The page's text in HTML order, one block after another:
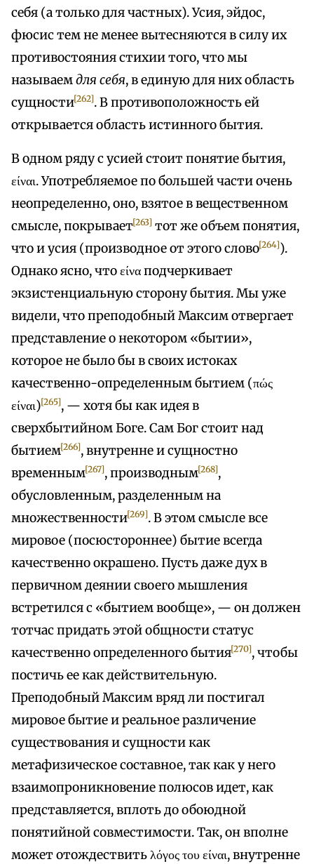
себя (а только для частных). Усия, эйдос,
фюсис тем не менее вытесняются в силу их
противостояния стихии того, что мы
называемдля себя, в единую для них область
сущности[262]. В противоположность ей
открывается область истинного бытия.
В одном ряду с усией стоит понятие бытия,
είναι. Употребляемое по большей части очень
неопределенно, оно, взятое в вещественном
смысле, покрывает[263] тот же объем понятия,
что и усия (производное от этого слово[264]).
Однако ясно, что είνα подчеркивает
экзистенциальную сторону бытия. Мы уже
видели, что преподобный Максим отвергает
представление о некотором «бытии»,
которое не было бы в своих истоках
качественно-определенным бытием (πώς
είναι)[265], — хотя бы как идея в
сверхбытийном Боге. Сам Бог стоит над
бытием[266], внутренне и сущностно
временным[267], производным[268],
обусловленным, разделенным на
множественности[269]. В этом смысле все
мировое (посюстороннее) бытие всегда
качественно окрашено. Пусть даже дух в
первичном деянии своего мышления
встретился с «бытием вообще», — он должен
тотчас придать этой общности статус
качественно определенного бытия[270], чтобы
постичь ее как действительную.
Преподобный Максим вряд ли постигал
мировое бытие и реальное различение
существования и сущности как
метафизическое составное, так как у него
взаимопроникновение полюсов идет, как
представляется, вплоть до обоюдной
понятийной совместимости. Так, он вполне
может отождествить λόγος του είναι, внутренне